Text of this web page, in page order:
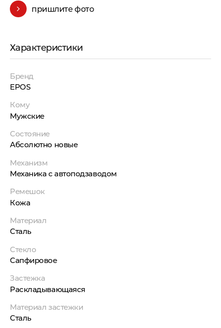
пришлите фото
Характеристики
Бренд
EPOS
Кому
Мужские
Состояние
Абсолютно новые
Механизм
Механика с автоподзаводом
Ремешок
Кожа
Материал
Сталь
Стекло
Сапфировое
Застежка
Раскладывающаяся
Материал застежки
Сталь